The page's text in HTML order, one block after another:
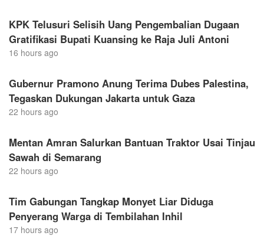
KPK Telusuri Selisih Uang Pengembalian Dugaan
Gratifikasi Bupati Kuansing ke Raja Juli Antoni
16 hours ago
Gubernur Pramono Anung Terima Dubes Palestina,
Tegaskan Dukungan Jakarta untuk Gaza
22 hours ago
Mentan Amran Salurkan Bantuan Traktor Usai Tinjau
Sawah di Semarang
22 hours ago
Tim Gabungan Tangkap Monyet Liar Diduga
Penyerang Warga di Tembilahan Inhil
17 hours ago